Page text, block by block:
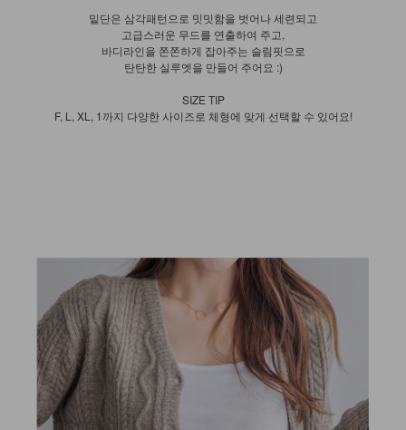
밑단은 삼각패턴으로 밋밋함을 벗어나 세련되고
고급스러운 무드를 연출하여 주고,
바디라인을 쫀쫀하게 잡아주는 슬림핏으로
탄탄한 실루엣을 만들어 주어요 :)
SIZE TIP
F, L, XL, 1까지 다양한 사이즈로 체형에 맞게 선택할 수 있어요!